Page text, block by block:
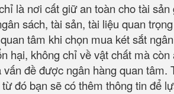
là nơi cất giữ an toàn cho tài
sách, tài sản, tài liệu quan
tâm khi chọn mua két sắt
hại, không chỉ về vật chất mà
vấn đề được ngân hàng quan
đó bạn sẽ có thêm thông tin để